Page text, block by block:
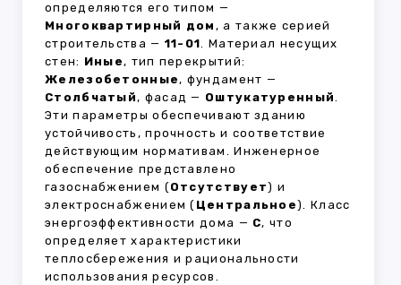
определяются его типом —
Многоквартирный дом , а также серией
строительства — 11-01. Материал несущих
стен: Иные, тип перекрытий:
Железобетонные, фундамент —
Столбчатый, фасад — Оштукатуренный.
Эти параметры обеспечивают зданию
устойчивость, прочность и соответствие
действующим нормативам. Инженерное
обеспечение представлено
газоснабжением (Отсутствует) и
электроснабжением ( Центральное). Класс
энергоэффективности дома — C, что
определяет характеристики
теплосбережения и рациональности
использования ресурсов.